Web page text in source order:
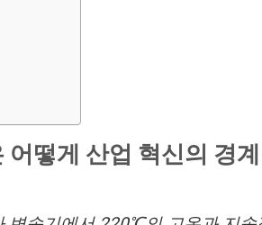
떻게 산업 혁신의 경